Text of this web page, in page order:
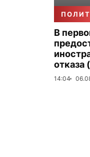
В
отказа
14:04